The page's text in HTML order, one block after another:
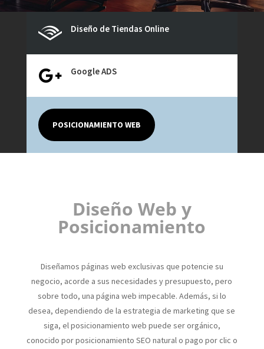
 Diseño de Tiendas Online
 Google ADS
POSICIONAMIENTO WEB
Diseño Web y
Posicionamiento
Diseñamos páginas web exclusivas que potencie su
negocio, acorde a sus necesidades y presupuesto, pero
sobre todo, una página web impecable. Además, si lo
desea, dependiendo de la estrategia de marketing que se
siga, el posicionamiento web puede ser orgánico,
conocido por posicionamiento SEO natural o pago por clic o